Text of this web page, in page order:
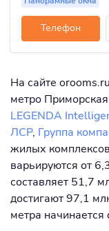
Телефон
На сайте
метро
LEGENDA
ЛСР, Группа
жилых
варьируются от
составляет 51,7
достигают 97,1
метра